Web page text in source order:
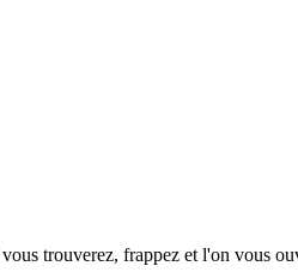
trouverez, frappez et l'on vous